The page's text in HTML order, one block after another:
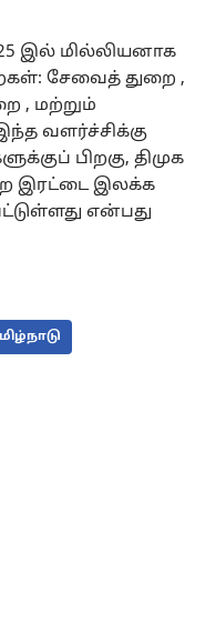
இல் மில்லியனாக
சேவைத் துறை ,
, மற்றும்
வளர்ச்சிக்கு
பிறகு, திமுக
இரட்டை இலக்க
என்பது